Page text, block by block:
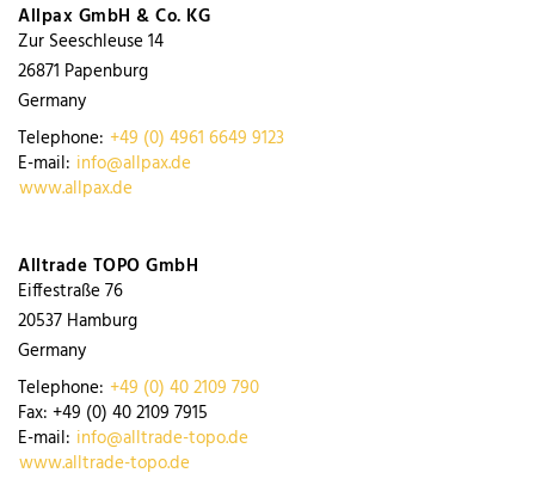
Allpax GmbH & Co. KG
Zur Seeschleuse 14
26871 Papenburg
Germany
Telephone: +49 (0) 4961 6649 9123
E-mail: info@allpax.de
www.allpax.de
Alltrade TOPO GmbH
Eiffestraße 76
20537 Hamburg
Germany
Telephone: +49 (0) 40 2109 790
Fax: +49 (0) 40 2109 7915
E-mail: info@alltrade-topo.de
www.alltrade-topo.de